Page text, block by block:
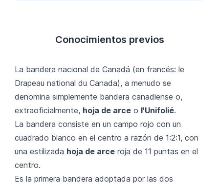
Conocimientos previos
La bandera nacional de Canadá (en francés: le
Drapeau national du Canada), a menudo se
denomina simplemente bandera canadiense o,
extraoficialmente, hoja de arce o l'Unifolié.
La bandera consiste en un campo rojo con un
cuadrado blanco en el centro a razón de 1∶2∶1, con
una estilizada hoja de arce roja de 11 puntas en el
centro.
Es la primera bandera adoptada por las dos